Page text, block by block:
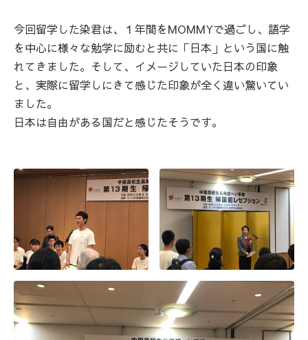
今回留学した染君は、１年間をMOMMYで過ごし、語学
を中心に様々な勉学に励むと共に「日本」という国に触
れてきました。そして、イメージしていた日本の印象
と、実際に留学しにきて感じた印象が全く違い驚いてい
ました。
日本は自由がある国だと感じたそうです。